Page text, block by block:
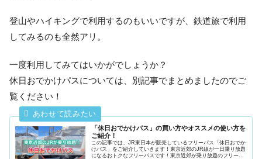
登山やハイキングで利用するのもいいですが、鉄道旅で利用
してみるのも全然アリ。
一度利用してみてはいかがでしょうか？
休日おでかけパスについては、別記事でまとめましたのでご
覧ください！
「休日おでかけパス」の買い方やオススメの使い方を
ご紹介！
この記事では、JR東日本が販売しているフリーパス「休日おでか
けパス」をご紹介していきます！東京近郊のJR線が一日乗り放題
になるおトクなフリーパスです！東京近郊が乗り放題のフリーパ